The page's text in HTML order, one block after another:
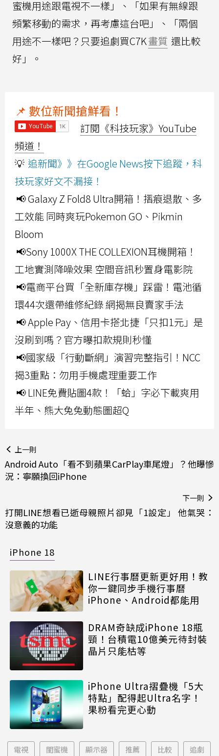
蜜機用途跟電視不一樣」、「如果有無線跟
頻繁移動的需求，再考慮這台吧」、「兩個
用途不一樣吧？只要追劇買C7K畫質 還比較
好」。
📌 數位新聞搶鮮看！
訂閱《科技玩家》YouTube
頻道！
💡 追新聞》》在Google News按下追蹤，科
技玩家好文不漏接！
📢 Galaxy Z Fold8 Ultra開箱！摺痕退散、多
工效能 同時爽玩Pokemon GO、Pikmin
Bloom
📢Sony 1000X THE COLLEXION耳機開箱！
工地實測降噪效果 空間音訊秒置身電影院
📢電商平台買「全新庫存機」踩雷！電池循
環44次還帶維修紀錄 網揭無良賣家手法
📢 Apple Pay、信用卡搭北捷「只扣1元」是
沒刷到嗎？官方曝扣款規則秒懂
📢國家級「行動斷網」演習完整指引！NCC
揭3重點：勿用手機處理重要工作
📢 LINE免費貼圖4款！「蛤」字必下載爽用
半年、熊大兔兔動態圖超Q
上一則
Android Auto「看不到蘋果CarPlay車尾燈」？他曝慘
況：寧願換回iPhone
下一則
打開LINE想看已逝母親照片卻見「1設定」 他氣哭：
沒意義的功能
iPhone 18
LINE行事曆更新更好用！教
你一鍵同步手機行事曆
iPhone、Android都能用
DRAM奇缺成iPhone 18瓶
頸！台積電10億美元待封裝
晶片只能枯等
iPhone Ultra摺疊機「5大
特點」配得起Ultra名字！
果粉看完更心動
電視 閨蜜機 顯示器 推薦 比較 追劇